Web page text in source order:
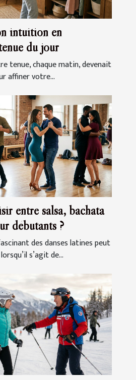
intuition en
du jour
tenue, chaque matin, devenait
affiner votre...
entre salsa, bachata
débutants ?
des danses latines peut
s’agit de...